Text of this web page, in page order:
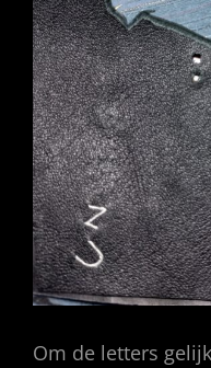
Om de letters